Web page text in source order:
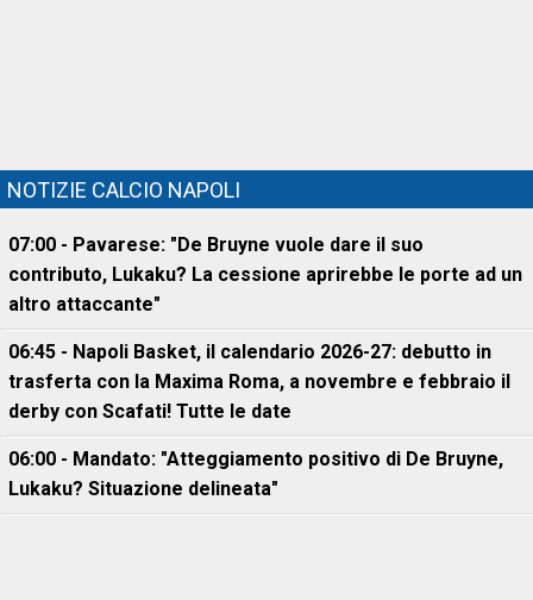
NOTIZIE CALCIO NAPOLI
07:00 - Pavarese: "De Bruyne vuole dare il suo
contributo, Lukaku? La cessione aprirebbe le porte ad un
altro attaccante"
06:45 - Napoli Basket, il calendario 2026-27: debutto in
trasferta con la Maxima Roma, a novembre e febbraio il
derby con Scafati! Tutte le date
06:00 - Mandato: "Atteggiamento positivo di De Bruyne,
Lukaku? Situazione delineata"